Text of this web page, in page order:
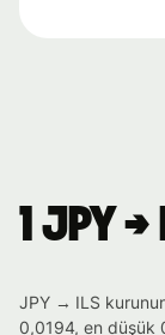
1 JPY
JPY → ILS
0,0194, en düşük